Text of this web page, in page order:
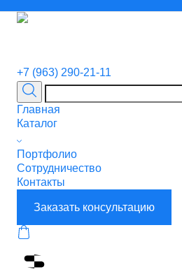
+7 (963) 290-21-11
Главная
Каталог
Портфолио
Сотрудничество
Контакты
Заказать консультацию